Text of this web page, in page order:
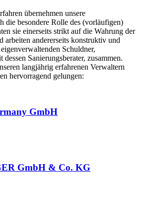
übernehmen unsere
die besondere Rolle des (vorläufigen)
sie einerseits strikt auf die Wahrung der
arbeiten andererseits konstruktiv und
Schuldner,
dessen Sanierungsberater, zusammen.
langjährig erfahrenen Verwaltern
hervorragend gelungen:
GmbH
GmbH & Co. KG